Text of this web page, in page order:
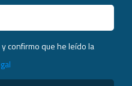
confirmo que he leído la